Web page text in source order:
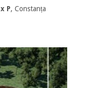
P, Constanța